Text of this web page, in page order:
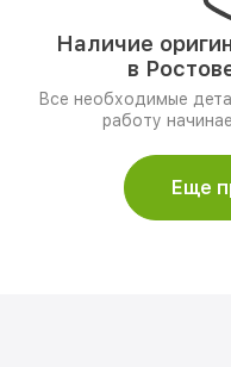
Наличие
в
Все необходимые
работу
Еще